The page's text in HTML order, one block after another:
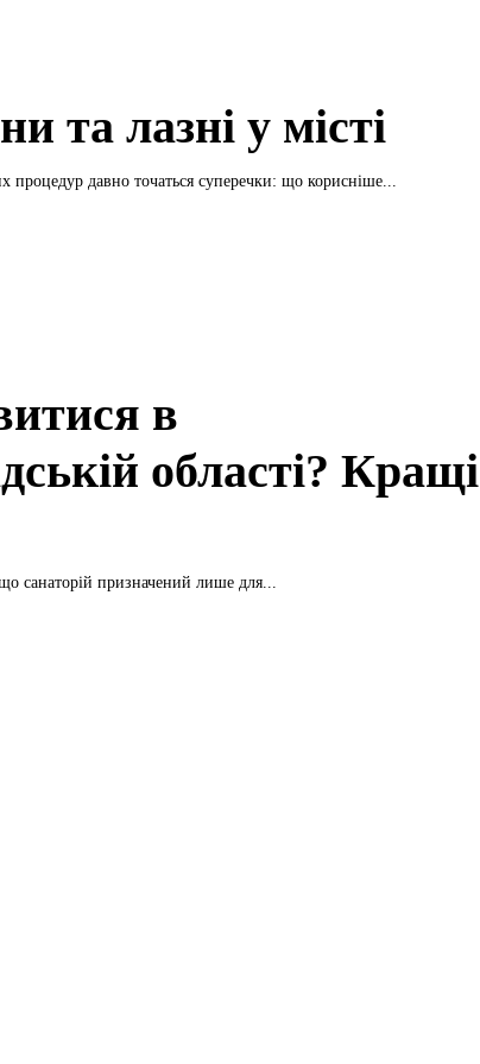
та лазні у місті
процедур давно точаться суперечки: що корисніше...
в
області? Кращі
санаторій призначений лише для...